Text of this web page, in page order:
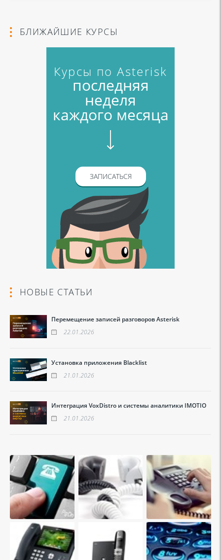
БЛИЖАЙШИЕ КУРСЫ
Курсы по Asterisk
последняя
неделя
каждого месяца
ЗАПИСАТЬСЯ
НОВЫЕ СТАТЬИ
Перемещение записей разговоров Asterisk
22.01.2026
Установка приложения Blacklist
21.01.2026
Интеграция VoxDistro и системы аналитики IMOTIO
21.01.2026